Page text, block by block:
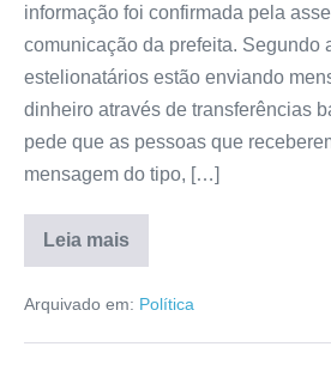
informação foi confirmada pela
comunicação da prefeita. Segundo
estelionatários estão enviando
dinheiro através de transferências
pede que as pessoas que
mensagem do tipo, […]
Leia mais
Arquivado em: Política